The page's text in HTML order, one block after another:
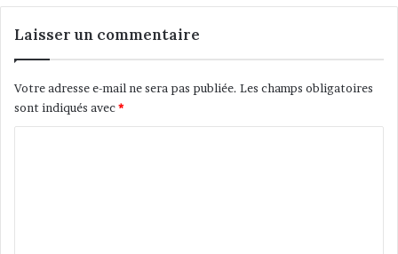
a
n
Laisser un commentaire
Votre adresse e-mail ne sera pas publiée. Les champs obligatoires
sont indiqués avec*